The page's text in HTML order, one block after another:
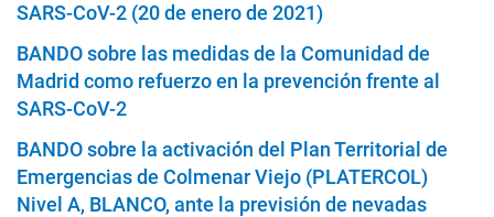
SARS-CoV-2 (20 de enero de 2021)
BANDO sobre las medidas de la Comunidad de
Madrid como refuerzo en la prevención frente al
SARS-CoV-2
BANDO sobre la activación del Plan Territorial de
Emergencias de Colmenar Viejo (PLATERCOL)
Nivel A, BLANCO, ante la previsión de nevadas